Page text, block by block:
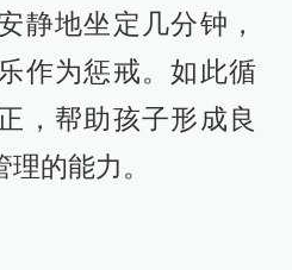
静地坐定几分钟，
作为惩戒。如此循
，帮助孩子形成良
的能力。